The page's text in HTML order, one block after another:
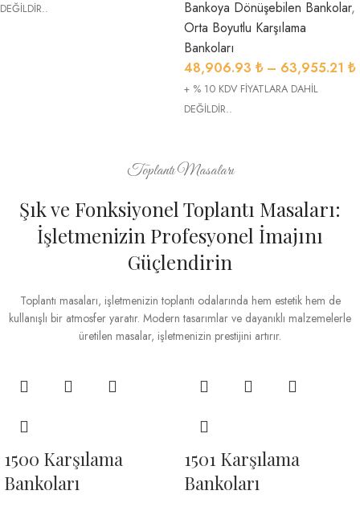
DEĞİLDİR.. Bankoya Dönüşebilen Bankolar,
Orta Boyutlu Karşılama
Bankoları
48,906.93 ₺ – 63,955.21 ₺
+ % 10 KDV FİYATLARA DAHİL
DEĞİLDİR..
Toplantı Masaları
Şık ve Fonksiyonel Toplantı Masaları:
İşletmenizin Profesyonel İmajını
Güçlendirin
Toplantı masaları, işletmenizin toplantı odalarında hem estetik hem de
kullanışlı bir atmosfer yaratır. Modern tasarımlar ve dayanıklı malzemelerle
üretilen masalar, işletmenizin prestijini artırır.
1500 Karşılama
Bankoları
1501 Karşılama
Bankoları